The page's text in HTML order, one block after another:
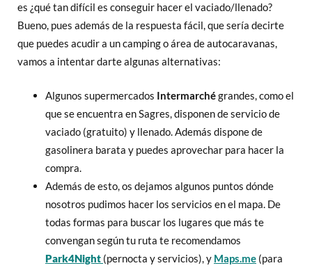
es ¿qué tan difícil es conseguir hacer el vaciado/llenado?
Bueno, pues además de la respuesta fácil, que sería decirte
que puedes acudir a un camping o área de autocaravanas,
vamos a intentar darte algunas alternativas:
Algunos supermercados Intermarchégrandes, como el
que se encuentra en Sagres, disponen de servicio de
vaciado (gratuito) y llenado. Además dispone de
gasolinera barata y puedes aprovechar para hacer la
compra.
Además de esto, os dejamos algunos puntos dónde
nosotros pudimos hacer los servicios en el mapa. De
todas formas para buscar los lugares que más te
convengan según tu ruta te recomendamos
Park4Night (pernocta y servicios), y Maps.me (para